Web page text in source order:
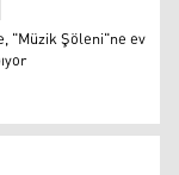
yapıyor
"Müzik Şöleni"ne ev